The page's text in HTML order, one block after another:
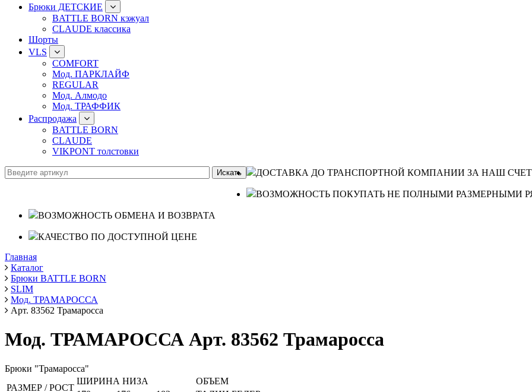
Брюки ДЕТСКИЕ
BATTLE BORN кэжуал
CLAUDE классика
Шорты
VLS
COMFORT
Мод. ПАРКЛАЙФ
REGULAR
Мод. Алмодо
Мод. ТРАФФИК
Распродажа
BATTLE BORN
CLAUDE
VIKPONT толстовки
ДОСТАВКА ДО ТРАНСПОРТНОЙ КОМПАНИИ ЗА НАШ СЧЕТ
ВОЗМОЖНОСТЬ ПОКУПАТЬ НЕ ПОЛНЫМИ РАЗМЕРНЫМИ
ВОЗМОЖНОСТЬ ОБМЕНА И ВОЗВРАТА
КАЧЕСТВО ПО ДОСТУПНОЙ ЦЕНЕ
Главная
Каталог
Брюки BATTLE BORN
SLIM
Мод. ТРАМАРОССА
Арт. 83562 Трамаросса
Мод. ТРАМАРОССА Арт. 83562 Трамаросса
Брюки "Трамаросса"
РАЗМЕР / РОСТ
ШИРИНА НИЗА
ОБЪЕМ